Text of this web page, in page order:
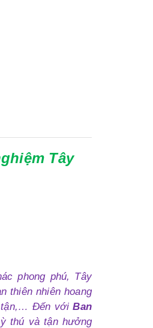
Tây
phong phú, Tây
thiên nhiên hoang
tận,… Đến vớiBan
thú và tận hưởng